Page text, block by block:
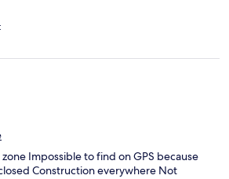
Impossible to find on GPS because
Construction everywhere Not